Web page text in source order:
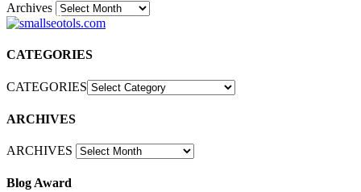
Archives30
CATEGORIES
CATEGORIES
ARCHIVES
ARCHIVES
Blog Award